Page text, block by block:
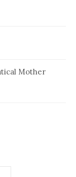
Mother